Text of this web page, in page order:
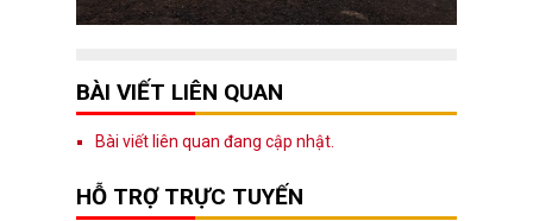
BÀI VIẾT LIÊN QUAN
Bài viết liên quan đang cập nhật.
HỖ TRỢ TRỰC TUYẾN